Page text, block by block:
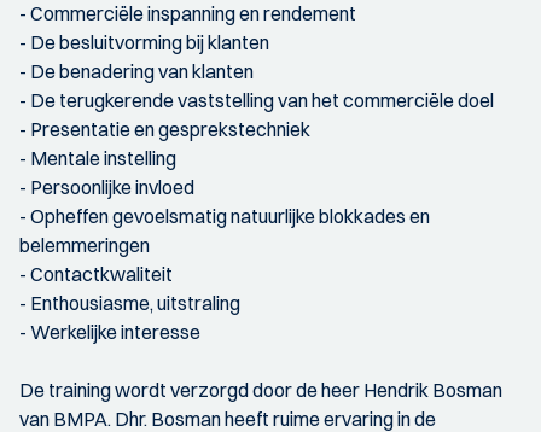
- Commerciële inspanning en rendement
- De besluitvorming bij klanten
- De benadering van klanten
- De terugkerende vaststelling van het commerciële doel
- Presentatie en gesprekstechniek
- Mentale instelling
- Persoonlijke invloed
- Opheffen gevoelsmatig natuurlijke blokkades en
belemmeringen
- Contactkwaliteit
- Enthousiasme, uitstraling
- Werkelijke interesse
De training wordt verzorgd door de heer Hendrik Bosman
van BMPA. Dhr. Bosman heeft ruime ervaring in de